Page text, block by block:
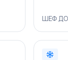
ШЕФ